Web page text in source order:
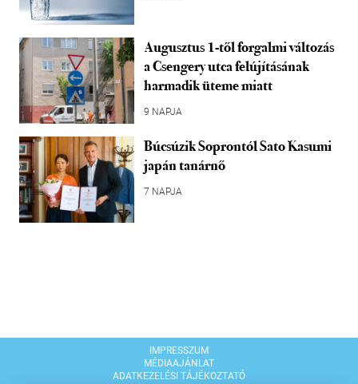
Augusztus 1-től forgalmi változás
a Csengery utca felújításának
harmadik üteme miatt
9 NAPJA
Búcsúzik Soprontól Sato Kasumi
japán tanárnő
7 NAPJA
IMPRESSZUM
MÉDIAAJÁNLAT
ADATKEZELÉSI TÁJÉKOZTATÓ